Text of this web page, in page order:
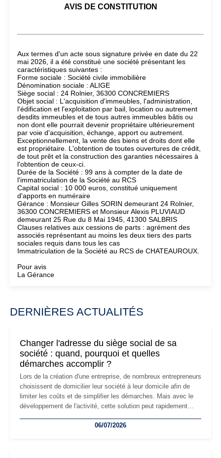
AVIS DE CONSTITUTION
Aux termes d'un acte sous signature privée en date du 22
mai 2026, il a été constitué une société présentant les
caractéristiques suivantes :
Forme sociale : Société civile immobilière
Dénomination sociale : ALIGE
Siège social : 24 Rolnier, 36300 CONCREMIERS
Objet social : L'acquisition d'immeubles, l'administration,
l'édification et l'exploitation par bail, location ou autrement
desdits immeubles et de tous autres immeubles bâtis ou
non dont elle pourrait devenir propriétaire ultérieurement
par voie d'acquisition, échange, apport ou autrement.
Exceptionnellement, la vente des biens et droits dont elle
est propriétaire. L'obtention de toutes ouvertures de crédit,
de tout prêt et la construction des garanties nécessaires à
l'obtention de ceux-ci.
Durée de la Société : 99 ans à compter de la date de
l'immatriculation de la Société au RCS
Capital social : 10 000 euros, constitué uniquement
d'apports en numéraire
Gérance : Monsieur Gilles SORIN demeurant 24 Rolnier,
36300 CONCREMIERS et Monsieur Alexis PLUVIAUD
demeurant 25 Rue du 8 Mai 1945, 41300 SALBRIS
Clauses relatives aux cessions de parts : agrément des
associés représentant au moins les deux tiers des parts
sociales requis dans tous les cas
Immatriculation de la Société au RCS de CHATEAUROUX.
Pour avis
La Gérance
DERNIÈRES ACTUALITÉS
Changer l'adresse du siège social de sa
société : quand, pourquoi et quelles
démarches accomplir ?
Lors de la création d'une entreprise, de nombreux entrepreneurs
choisissent de domicilier leur société à leur domicile afin de
limiter les coûts et de simplifier les démarches. Mais avec le
développement de l'activité, cette solution peut rapidement
professionnels, recrutement, image de marque… Le
06/07/2026